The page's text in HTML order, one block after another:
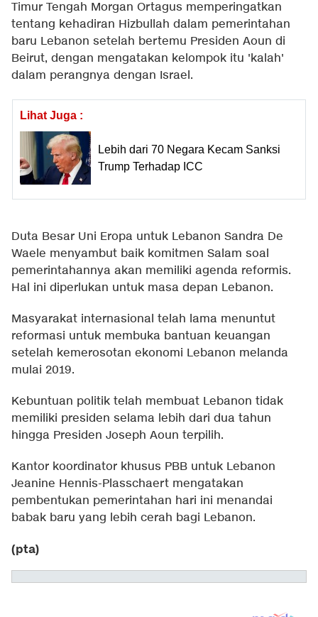
Timur Tengah Morgan Ortagus memperingatkan
tentang kehadiran Hizbullah dalam pemerintahan
baru Lebanon setelah bertemu Presiden Aoun di
Beirut, dengan mengatakan kelompok itu 'kalah'
dalam perangnya dengan Israel.
Lihat Juga :
Lebih dari 70 Negara Kecam Sanksi
Trump Terhadap ICC
Duta Besar Uni Eropa untuk Lebanon Sandra De
Waele menyambut baik komitmen Salam soal
pemerintahannya akan memiliki agenda reformis.
Hal ini diperlukan untuk masa depan Lebanon.
Masyarakat internasional telah lama menuntut
reformasi untuk membuka bantuan keuangan
setelah kemerosotan ekonomi Lebanon melanda
mulai 2019.
Kebuntuan politik telah membuat Lebanon tidak
memiliki presiden selama lebih dari dua tahun
hingga Presiden Joseph Aoun terpilih.
Kantor koordinator khusus PBB untuk Lebanon
Jeanine Hennis-Plasschaert mengatakan
pembentukan pemerintahan hari ini menandai
babak baru yang lebih cerah bagi Lebanon.
(pta)